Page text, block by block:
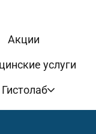
Акции
услуги